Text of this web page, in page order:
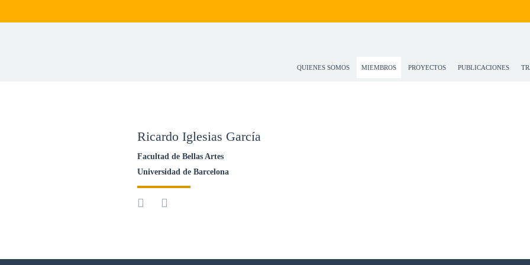
QUIENES SOMOS MIEMBROS PROYECTOS PUBLICACIONES
Ricardo Iglesias García
Facultad de Bellas Artes
Universidad de Barcelona